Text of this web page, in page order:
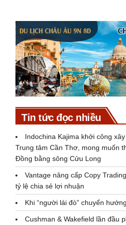
Tin tức đọc nhiều
Indochina Kajima khởi công
Trung tâm Cần Thơ, mong muốn
Đồng bằng sông Cửu Long
Vantage nâng cấp Copy
tỷ lệ chia sẻ lợi nhuận
Khi “người lái đò” chuyển
Cushman & Wakefield lần đầu